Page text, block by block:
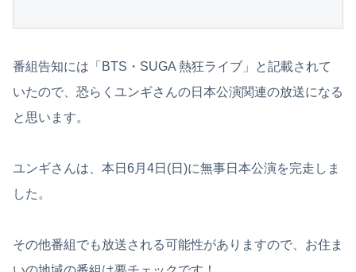
番組告知には「BTS・SUGA 熱狂ライブ」と記載されて
いたので、恐らくユンギさんの日本公演関連の放送になる
と思います。
ユンギさんは、本日6月4日(日)に無事日本公演を完走しま
した。
その他番組でも放送される可能性がありますので、お住ま